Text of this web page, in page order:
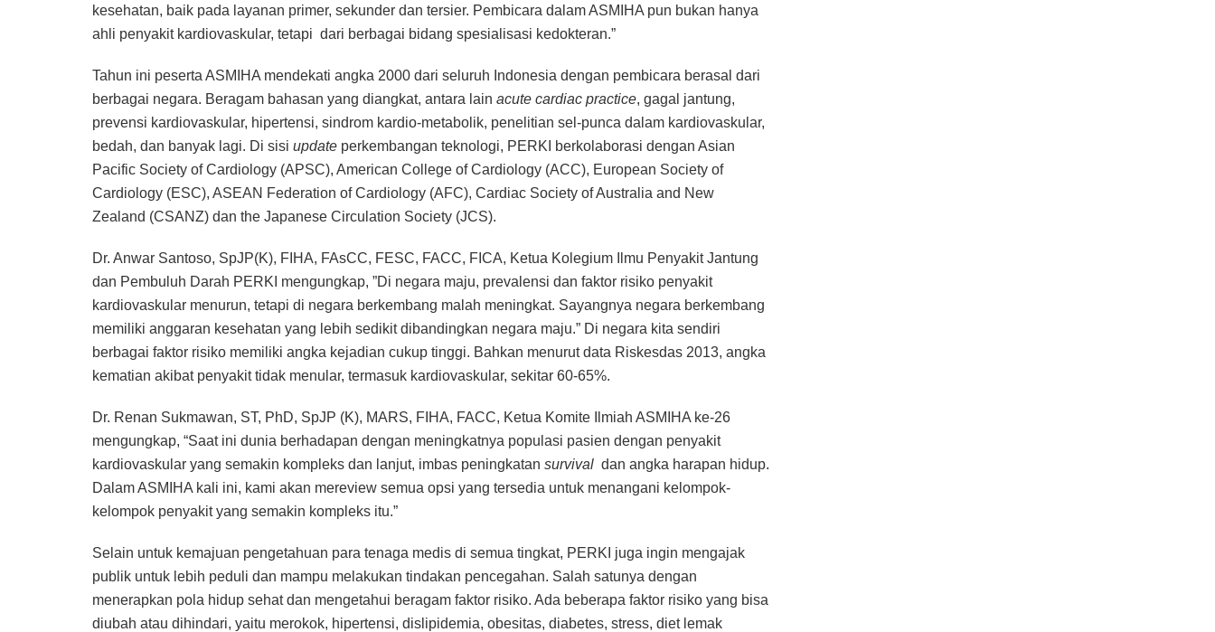
kesehatan, baik pada layanan primer, sekunder dan tersier. Pembicara dalam ASMIHA pun bukan hanya
ahli penyakit kardiovaskular, tetapi dari berbagai bidang spesialisasi kedokteran.”
Tahun ini peserta ASMIHA mendekati angka 2000 dari seluruh Indonesia dengan pembicara berasal dari
berbagai negara. Beragam bahasan yang diangkat, antara lain acute cardiac practice, gagal jantung,
prevensi kardiovaskular, hipertensi, sindrom kardio-metabolik, penelitian sel-punca dalam kardiovaskular,
bedah, dan banyak lagi. Di sisi update perkembangan teknologi, PERKI berkolaborasi dengan Asian
Pacific Society of Cardiology (APSC), American College of Cardiology (ACC), European Society of
Cardiology (ESC), ASEAN Federation of Cardiology (AFC), Cardiac Society of Australia and New
Zealand (CSANZ) dan the Japanese Circulation Society (JCS).
Dr. Anwar Santoso, SpJP(K), FIHA, FAsCC, FESC, FACC, FICA, Ketua Kolegium Ilmu Penyakit Jantung
dan Pembuluh Darah PERKI mengungkap, ”Di negara maju, prevalensi dan faktor risiko penyakit
kardiovaskular menurun, tetapi di negara berkembang malah meningkat. Sayangnya negara berkembang
memiliki anggaran kesehatan yang lebih sedikit dibandingkan negara maju.” Di negara kita sendiri
berbagai faktor risiko memiliki angka kejadian cukup tinggi. Bahkan menurut data Riskesdas 2013, angka
kematian akibat penyakit tidak menular, termasuk kardiovaskular, sekitar 60-65%.
Dr. Renan Sukmawan, ST, PhD, SpJP (K), MARS, FIHA, FACC, Ketua Komite Ilmiah ASMIHA ke-26
mengungkap, “Saat ini dunia berhadapan dengan meningkatnya populasi pasien dengan penyakit
kardiovaskular yang semakin kompleks dan lanjut, imbas peningkatan survival dan angka harapan hidup.
Dalam ASMIHA kali ini, kami akan mereview semua opsi yang tersedia untuk menangani kelompok-
kelompok penyakit yang semakin kompleks itu.”
Selain untuk kemajuan pengetahuan para tenaga medis di semua tingkat, PERKI juga ingin mengajak
publik untuk lebih peduli dan mampu melakukan tindakan pencegahan. Salah satunya dengan
menerapkan pola hidup sehat dan mengetahui beragam faktor risiko. Ada beberapa faktor risiko yang bisa
diubah atau dihindari, yaitu merokok, hipertensi, dislipidemia, obesitas, diabetes, stress, diet lemak